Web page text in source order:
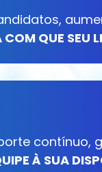
COM QUE SEU
contínuo,
À SUA